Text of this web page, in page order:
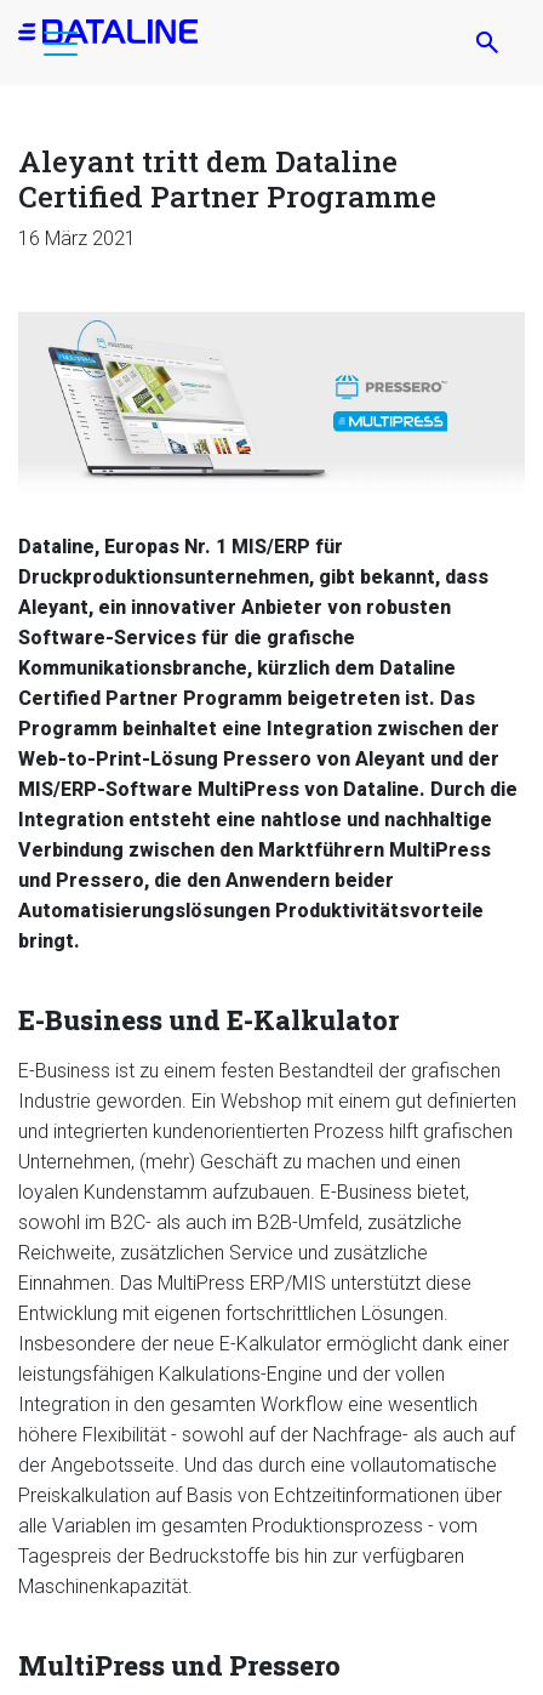
Direkt
zum
Aleyant tritt dem Dataline
Certified Partner Programme
16 März 2021
Dataline, Europas Nr. 1 MIS/ERP für
Druckproduktionsunternehmen, gibt bekannt, dass
Aleyant, ein innovativer Anbieter von robusten
Software-Services für die grafische
Kommunikationsbranche, kürzlich dem Dataline
Certified Partner Programm beigetreten ist. Das
Programm beinhaltet eine Integration zwischen der
Web-to-Print-Lösung Pressero von Aleyant und der
MIS/ERP-Software MultiPress von Dataline. Durch die
Integration entsteht eine nahtlose und nachhaltige
Verbindung zwischen den Marktführern MultiPress
und Pressero, die den Anwendern beider
Automatisierungslösungen Produktivitätsvorteile
bringt.
E-Business und E-Kalkulator
E-Business ist zu einem festen Bestandteil der grafischen
Industrie geworden. Ein Webshop mit einem gut definierten
und integrierten kundenorientierten Prozess hilft grafischen
Unternehmen, (mehr) Geschäft zu machen und einen
loyalen Kundenstamm aufzubauen. E-Business bietet,
sowohl im B2C- als auch im B2B-Umfeld, zusätzliche
Reichweite, zusätzlichen Service und zusätzliche
Einnahmen. Das MultiPress ERP/MIS unterstützt diese
Entwicklung mit eigenen fortschrittlichen Lösungen.
Insbesondere der neue E-Kalkulator ermöglicht dank einer
leistungsfähigen Kalkulations-Engine und der vollen
Integration in den gesamten Workflow eine wesentlich
höhere Flexibilität - sowohl auf der Nachfrage- als auch auf
der Angebotsseite. Und das durch eine vollautomatische
Preiskalkulation auf Basis von Echtzeitinformationen über
alle Variablen im gesamten Produktionsprozess - vom
Tagespreis der Bedruckstoffe bis hin zur verfügbaren
Maschinenkapazität.
MultiPress und Pressero